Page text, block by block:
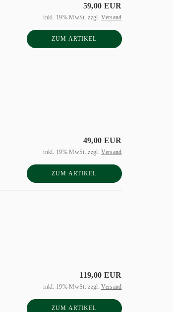
59,00 EUR
inkl. 19% MwSt. zzgl.Versand
ZUM ARTIKEL
49,00 EUR
inkl. 19% MwSt. zzgl.Versand
ZUM ARTIKEL
119,00 EUR
inkl. 19% MwSt. zzgl.Versand
ZUM ARTIKEL